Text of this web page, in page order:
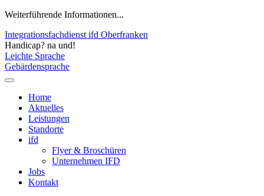
Weiterführende Informationen...
Integrationsfachdienst ifd Oberfranken
Handicap? na und!
Leichte Sprache
Gebärdensprache
Home
Aktuelles
Leistungen
Standorte
ifd
Flyer & Broschüren
Unternehmen IFD
Jobs
Kontakt